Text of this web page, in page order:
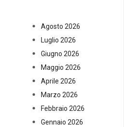
Agosto 2026
Luglio 2026
Giugno 2026
Maggio 2026
Aprile 2026
Marzo 2026
Febbraio 2026
Gennaio 2026